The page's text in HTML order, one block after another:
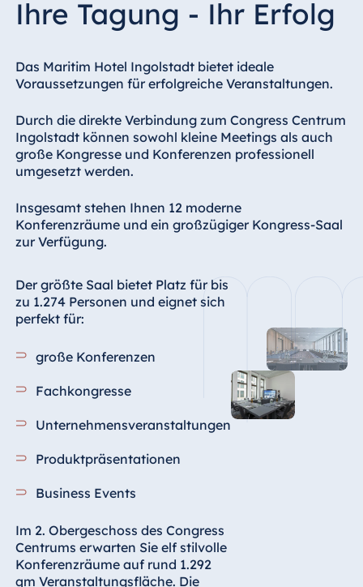
Albanien
Tirana
Resort Marina
Bulgarien
Hotel Paradise
Blue Albena
Hotel Amelia
China
Hotel Taicang
Garden
Hotel &
Center Taicang
Italien
Resort Calabria
Ihre Tagung - Ihr Erfolg
Das Maritim Hotel Ingolstadt bietet ideale
Voraussetzungen für erfolgreiche Veranstaltungen.
Durch die direkte Verbindung zum Congress Centrum
Ingolstadt können sowohl kleine Meetings als auch
große Kongresse und Konferenzen professionell
umgesetzt werden.
Insgesamt stehen Ihnen 12 moderne
Konferenzräume und ein großzügiger Kongress-Saal
zur Verfügung.
Der größte Saal bietet Platz für bis
zu 1.274 Personen und eignet sich
perfekt für:
große Konferenzen
Fachkongresse
Unternehmensveranstaltungen
Produktpräsentationen
Business Events
Im 2. Obergeschoss des Congress
Centrums erwarten Sie elf stilvolle
Konferenzräume auf rund 1.292
qm Veranstaltungsfläche. Die